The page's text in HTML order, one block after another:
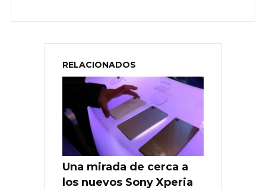
RELACIONADOS
Una mirada de cerca a
los nuevos Sony Xperia